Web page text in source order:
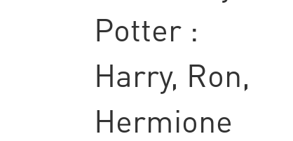
Potter :
Harry, Ron,
Hermione